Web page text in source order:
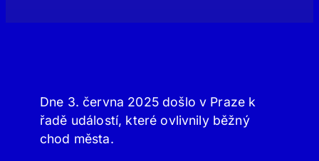
Dne 3. června 2025 došlo v Praze k
řadě událostí, které ovlivnily běžný
chod města.